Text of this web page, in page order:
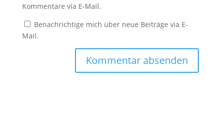
Kommentare via E-Mail.
Benachrichtige mich über neue Beiträge via E-
Mail.